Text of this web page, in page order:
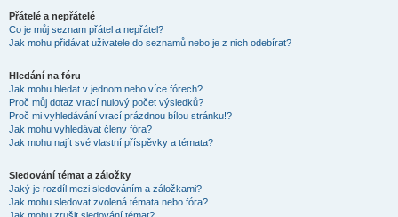
Přátelé a nepřátelé
Co je můj seznam přátel a nepřátel?
Jak mohu přidávat uživatele do seznamů nebo je z nich odebírat?
Hledání na fóru
Jak mohu hledat v jednom nebo více fórech?
Proč můj dotaz vrací nulový počet výsledků?
Proč mi vyhledávání vrací prázdnou bílou stránku!?
Jak mohu vyhledávat členy fóra?
Jak mohu najít své vlastní příspěvky a témata?
Sledování témat a záložky
Jaký je rozdíl mezi sledováním a záložkami?
Jak mohu sledovat zvolená témata nebo fóra?